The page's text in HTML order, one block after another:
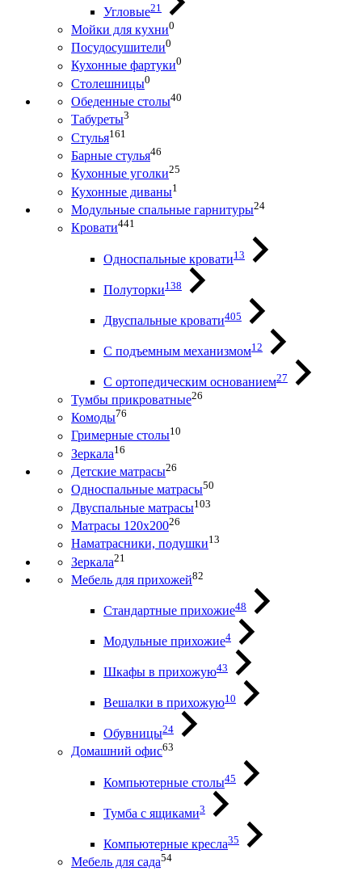
Угловые21
Мойки для кухни0
Посудосушители0
Кухонные фартуки0
Столешницы0
Обеденные столы40
Табуреты3
Стулья161
Барные стулья46
Кухонные уголки25
Кухонные диваны1
Модульные спальные гарнитуры24
Кровати441
Односпальные кровати13
Полуторки138
Двуспальные кровати405
С подъемным механизмом12
С ортопедическим основанием27
Тумбы прикроватные26
Комоды76
Гримерные столы10
Зеркала16
Детские матрасы26
Односпальные матрасы50
Двуспальные матрасы103
Матрасы 120х20026
Наматрасники, подушки13
Зеркала21
Мебель для прихожей82
Стандартные прихожие48
Модульные прихожие4
Шкафы в прихожую43
Вешалки в прихожую10
Обувницы24
Домашний офис63
Компьютерные столы45
Тумба с ящиками3
Компьютерные кресла35
Мебель для сада54